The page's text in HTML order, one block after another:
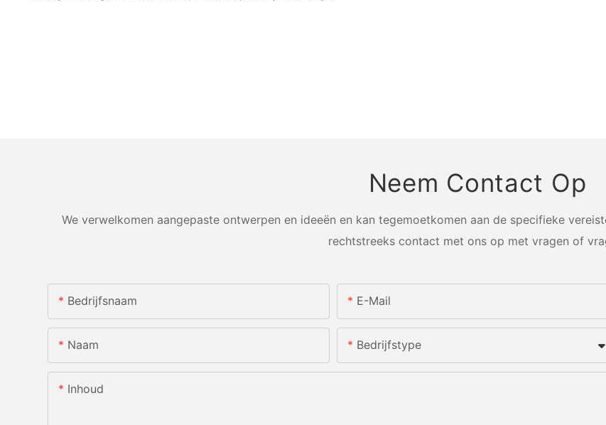
Neem Contact Op
We verwelkomen aangepaste ontwerpen en ideeën en kan tegemoetkomen aan de specifieke
rechtstreeks contact met ons op met vragen of
Bedrijfsnaam E-Mail
Naam Bedrijfstype
Inhoud